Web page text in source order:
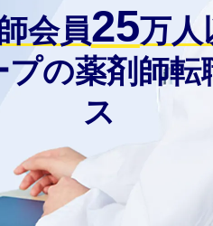
会員25万人
プの薬剤師転
ス